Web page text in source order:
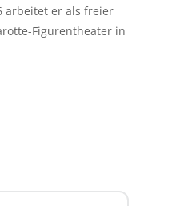
arbeitet er als freier
Figurentheater in